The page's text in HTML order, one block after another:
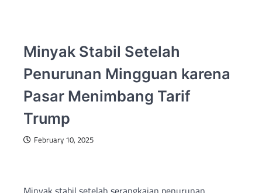
Minyak Stabil Setelah
Penurunan Mingguan karena
Pasar Menimbang Tarif
Trump
February 10, 2025